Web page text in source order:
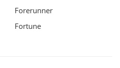
Forerunner
Fortune